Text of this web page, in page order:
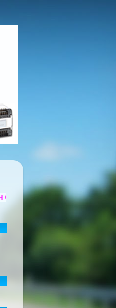
Số nhà 7, dãy 5, tổ dân
Vina ++ Chúng tôi rất mong